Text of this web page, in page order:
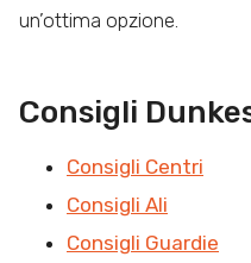
un’ottima opzione.
Consigli
Consigli Centri
Consigli Ali
Consigli Guardie